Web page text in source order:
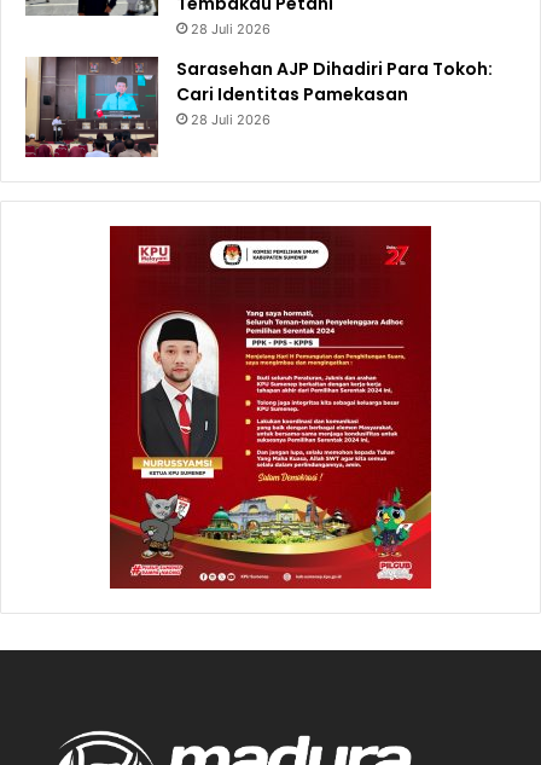
28 Juli 2026
Sarasehan AJP Dihadiri Para Tokoh:
Cari Identitas Pamekasan
28 Juli 2026